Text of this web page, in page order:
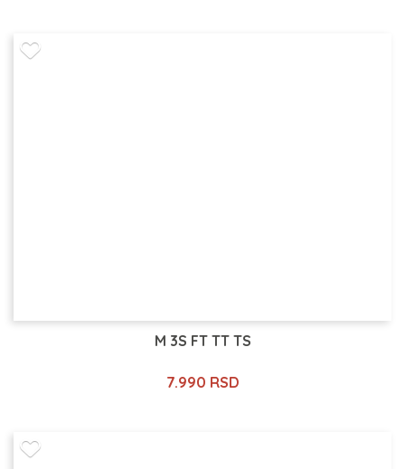
M 3S FT TT TS
7.990 RSD